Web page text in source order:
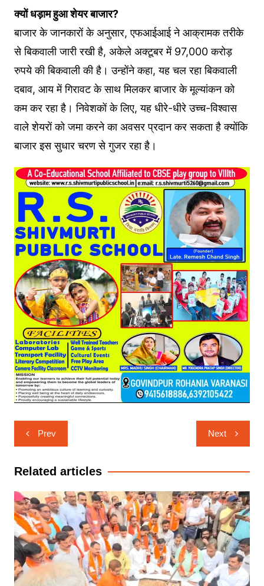
क्यों धड़ाम हुआ शेयर बाजार?
बाजार के जानकारों के अनुसार, एफआईआई ने आक्रामक तरीके
से बिकवाली जारी रखी है, अकेले अक्टूबर में 97,000 करोड़
रुपये की बिकवाली की है। उन्होंने कहा, यह चल रहा बिकवाली
दबाव, आय में गिरावट के साथ मिलकर बाजार के मूल्यांकन को
कम कर रहा है। निवेशकों के लिए, यह धीरे-धीरे उच्च-विश्वास
वाले शेयरों को जमा करने का अवसर प्रदान कर सकता है क्योंकि
बाजार इस सुधार चरण से गुजर रहा है।
Post
navigation
Prev Next
Related articles